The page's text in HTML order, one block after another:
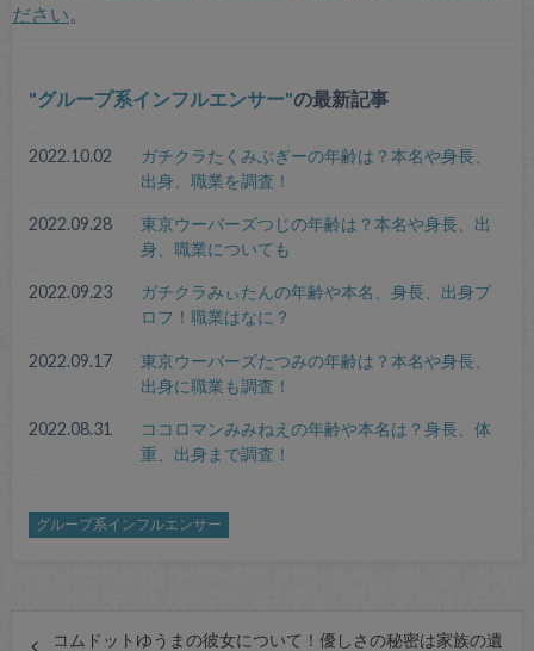
ださい。
グループ系インフルエンサー の最新記事
2022.10.02
ガチクラたくみぶぎーの年齢は？本名や身長、
出身、職業を調査！
2022.09.28
東京ウーバーズつじの年齢は？本名や身長、出
身、職業についても
2022.09.23
ガチクラみぃたんの年齢や本名、身長、出身プ
ロフ！職業はなに？
2022.09.17
東京ウーバーズたつみの年齢は？本名や身長、
出身に職業も調査！
2022.08.31
ココロマンみみねえの年齢や本名は？身長、体
重、出身まで調査！
グループ系インフルエンサー
コムドットゆうまの彼女について！優しさの秘密は家族の遺